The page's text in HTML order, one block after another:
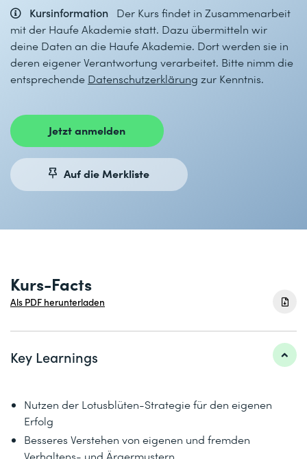
Kursinformation
Der Kurs findet in Zusammenarbeit
mit der Haufe Akademie statt. Dazu übermitteln wir
deine Daten an die Haufe Akademie. Dort werden sie in
deren eigener Verantwortung verarbeitet. Bitte nimm die
entsprechende Datenschutzerklärung zur Kenntnis.
Jetzt anmelden
Auf die Merkliste
Kurs-Facts
Als PDF herunterladen
Key Learnings
Nutzen der Lotusblüten-Strategie für den eigenen
Erfolg
Besseres Verstehen von eigenen und fremden
Verhaltens- und Ärgermustern